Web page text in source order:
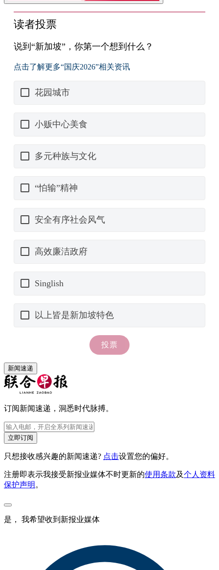
新闻速递
订阅新闻速递，洞悉时代脉搏。
立即订阅
只想接收感兴趣的新闻速递? 点击设置您的偏好。
注册即表示我接受新报业媒体不时更新的使用条款及个人资料
保护声明 。
是， 我希望收到新报业媒体